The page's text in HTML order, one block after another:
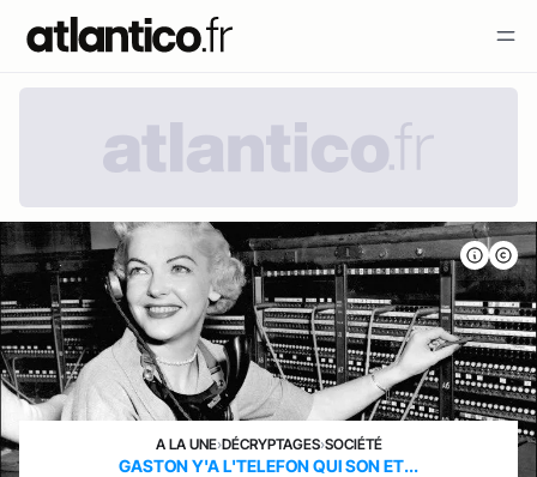
A LA UNE›DÉCRYPTAGES›SOCIÉTÉ
GASTON Y'A L'TELEFON QUI SON ET...